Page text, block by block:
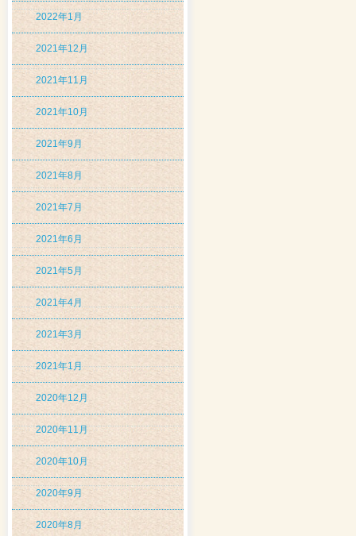
2022年1月
2021年12月
2021年11月
2021年10月
2021年9月
2021年8月
2021年7月
2021年6月
2021年5月
2021年4月
2021年3月
2021年1月
2020年12月
2020年11月
2020年10月
2020年9月
2020年8月